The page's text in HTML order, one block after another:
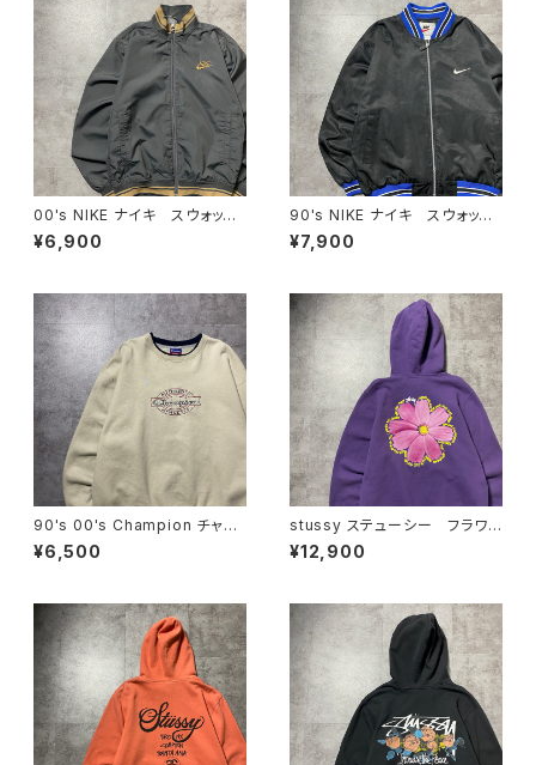
00's NIKE ナイキ スウォッシ
ュ 刺繍ワンポイント ラインリ
ブ グレー 薄手 ナイロンジ
¥6,900
90's NIKE ナイキ スウォッシ
ュ 刺繍ワンポイント バック刺
繍 ラインリブ ブラック×ネイ
¥7,900
90's 00's Champion チャン
ピオン 刺繍ロゴ ラインリ
ブ ベージュ スウェット トレ
¥6,500
stussy ステューシー フラワ
ー グラフィック バックプリン
ト パープル スウェット パー
¥12,900